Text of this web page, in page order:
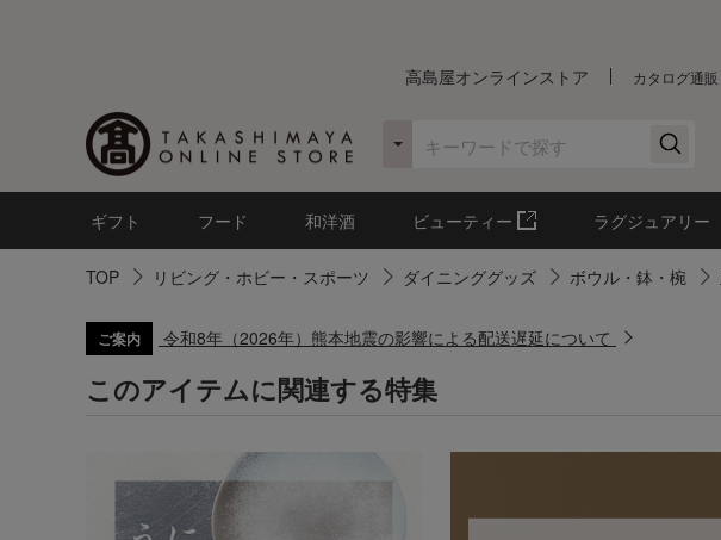
高島屋オンラインストア カタログ通販
ギフト フード 和洋酒 ビューティー ラグジュアリー
TOP リビング・ホビー・スポーツ ダイニンググッズ ボウル・鉢・椀
ご案内 令和8年（2026年）熊本地震の影響による配送遅延について
このアイテムに関連する特集